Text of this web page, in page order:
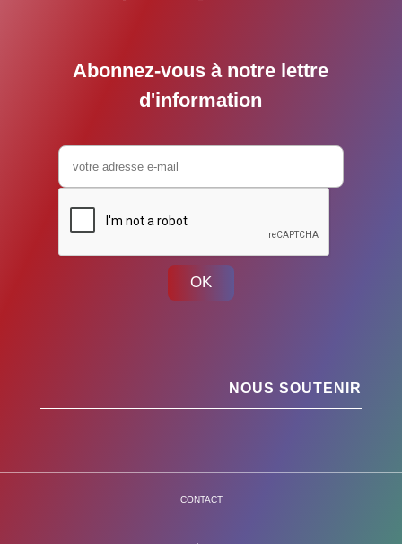
Abonnez-vous à notre lettre
d'information
OK
NOUS SOUTENIR
CONTACT